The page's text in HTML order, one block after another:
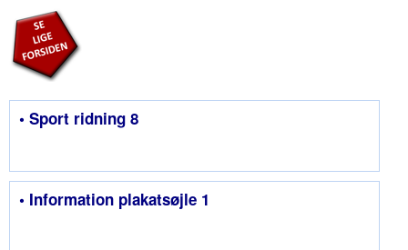
• Sport ridning 8
• Information plakatsøjle 1